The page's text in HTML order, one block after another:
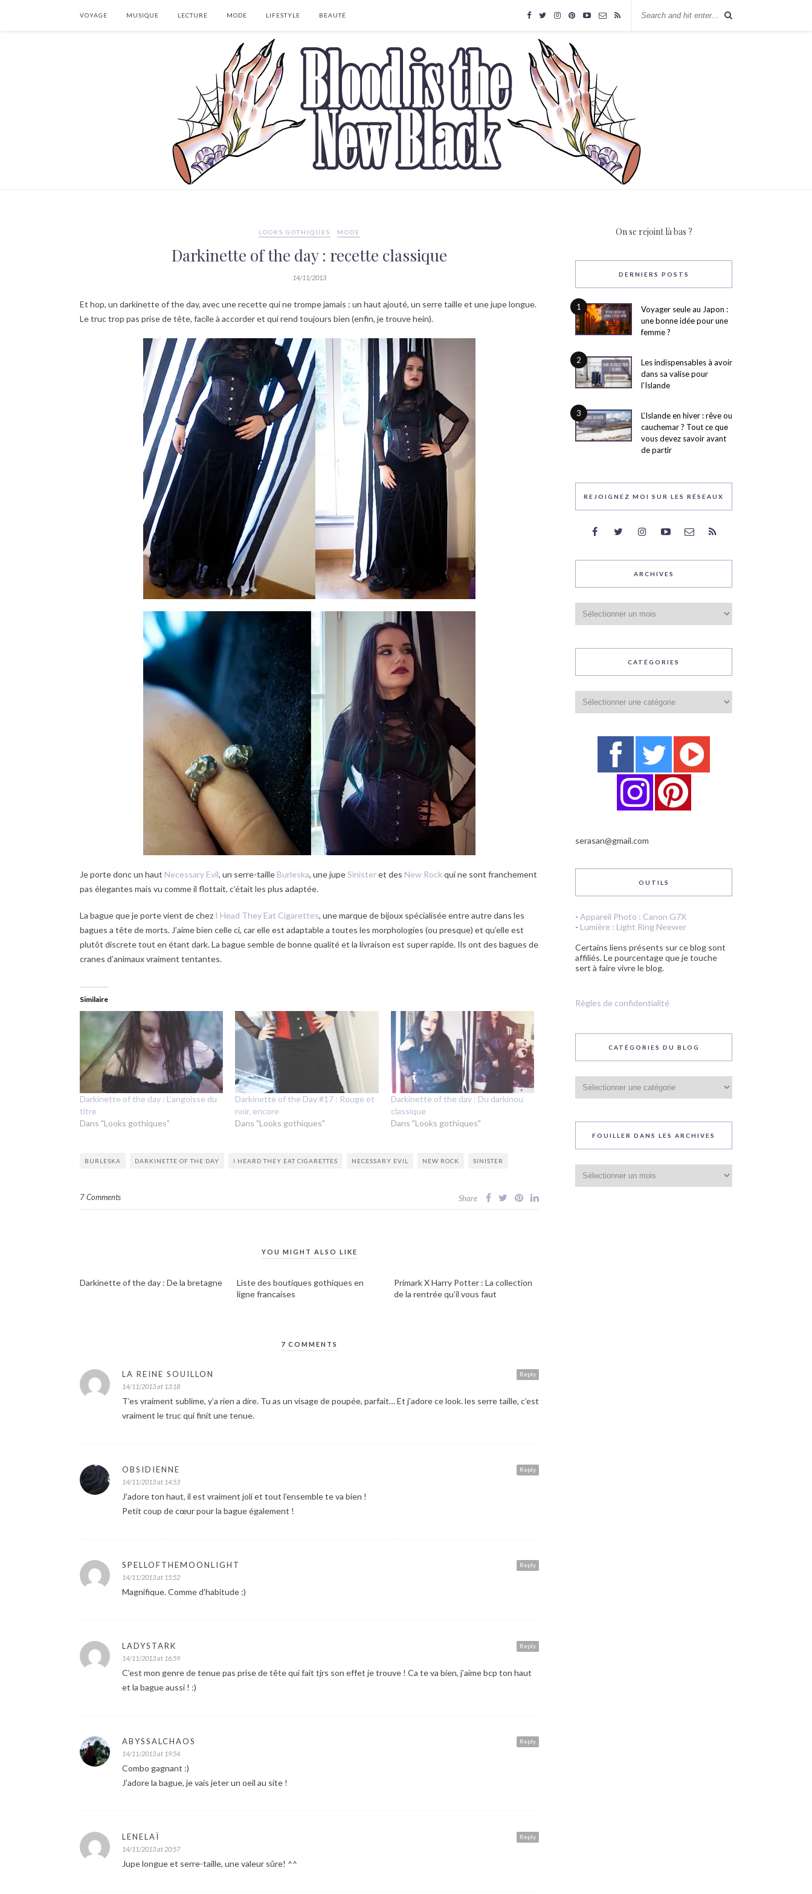
VOYAGE MUSIQUE LECTURE MODE LIFESTYLE BEAUTÉ
LOOKS GOTHIQUES MODE
Darkinette of the day : recette classique
14/11/2013
Et hop, un darkinette of the day, avec une recette qui ne trompe jamais : un haut ajouté, un serre taille et une jupe longue.
Le truc trop pas prise de tête, facile à accorder et qui rend toujours bien (enfin, je trouve hein).
Je porte donc un haut Necessary Evil, un serre-taille Burleska, une jupeSinisteret des New Rock qui ne sont franchement
pas élegantes mais vu comme il flottait, c’était les plus adaptée.
La bague que je porte vient de chez I Head They Eat Cigarettes, une marque de bijoux spécialisée entre autre dans les
bagues a tête de morts. J’aime bien celle ci, car elle est adaptable a toutes les morphologies (ou presque) et qu’elle est
plutôt discrete tout en étant dark. La bague semble de bonne qualité et la livraison est super rapide. Ils ont des bagues de
cranes d’animaux vraiment tentantes.
Similaire
Darkinette of the day : L’angoisse du
titre
Dans "Looks gothiques"
Darkinette of the Day #17 : Rouge et
noir, encore
Dans "Looks gothiques"
Darkinette of the day : Du darkinou
classique
Dans "Looks gothiques"
BURLESKA DARKINETTE OF THE DAY I HEARD THEY EAT CIGARETTES NECESSARY EVIL NEW ROCK SINISTER
7 Comments Share
YOU MIGHT ALSO LIKE
Darkinette of the day : De la bretagne
Liste des boutiques gothiques en
ligne francaises
Primark X Harry Potter : La collection
de la rentrée qu’il vous faut
7 COMMENTS
Reply
LA REINE SOUILLON
14/11/2013 at 13:18
T’es vraiment sublime, y’a rien a dire. Tu as un visage de poupée, parfait… Et j’adore ce look. les serre taille, c’est
vraiment le truc qui finit une tenue.
Reply
OBSIDIENNE
14/11/2013 at 14:53
J’adore ton haut, il est vraiment joli et tout l’ensemble te va bien !
Petit coup de cœur pour la bague également !
Reply
SPELLOFTHEMOONLIGHT
14/11/2013 at 15:52
Magnifique. Comme d’habitude :)
Reply
LADYSTARK
14/11/2013 at 16:59
C’est mon genre de tenue pas prise de tête qui fait tjrs son effet je trouve ! Ca te va bien, j’aime bcp ton haut
et la bague aussi ! :)
Reply
ABYSSALCHAOS
14/11/2013 at 19:54
Combo gagnant :)
J’adore la bague, je vais jeter un oeil au site !
Reply
LENELAÏ
14/11/2013 at 20:57
Jupe longue et serre-taille, une valeur sûre! ^^
On se rejoint là bas ?
DERNIERS POSTS
1
Voyager seule au Japon :
une bonne idée pour une
femme ?
2
Les indispensables à avoir
dans sa valise pour
l’Islande
3
L’Islande en hiver : rêve ou
cauchemar ? Tout ce que
vous devez savoir avant
de partir
REJOIGNEZ MOI SUR LES RÉSEAUX
ARCHIVES
CATÉGORIES
serasan@gmail.com
OUTILS
- Appareil Photo : Canon G7X
- Lumière : Light Ring Neewer
Certains liens présents sur ce blog sont
affiliés. Le pourcentage que je touche
sert à faire vivre le blog.
Règles de confidentialité
CATÉGORIES DU BLOG
du
blog
FOUILLER DANS LES ARCHIVES
dans
les